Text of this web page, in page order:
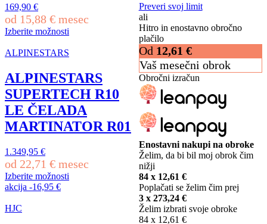
Preveri svoj limit
ali
Hitro in enostavno obročno
plačilo
Od 12,61 €
Vaš mesečni obrok
Obročni izračun
Enostavni nakupi na obroke
Želim, da bi bil moj obrok čim
nižji
84 x 12,61 €
Poplačati se želim čim prej
3 x 273,24 €
Želim izbrati svoje obroke
84 x 12,61 €
169,90 €
od 15,88 € mesec
Izberite možnosti
izdelek
več
različic.
Možnosti
lahko
izberete
na
izdelka
ALPINESTARS
ALPINESTARS
SUPERTECH R10
LE ČELADA
MARTINATOR R01
1.349,95 €
od 22,71 € mesec
Izberite možnosti
Ta
ima
akcija -16,95 €
HJC